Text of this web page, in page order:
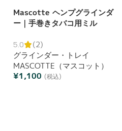
Mascotte ヘンプグラインダ
ー｜手巻きタバコ用ミル
5.0
(2)
グラインダー・トレイ
MASCOTTE（マスコット）
¥1,100 (税込)